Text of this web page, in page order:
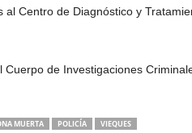
Centro de Diagnóstico y
de Investigaciones
MUERTA POLICÍA VIEQUES